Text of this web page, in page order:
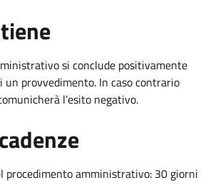
si conclude positivamente
un provvedimento. In caso contrario
l’esito negativo.
procedimento amministrativo: 30 giorni